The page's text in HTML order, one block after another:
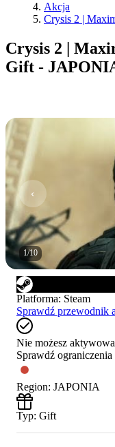
Akcja
Crysis 2 |
Crysis 2 |
Gift -
1/10
Platforma: Steam
Sprawdź przewodnik
Nie możesz
Sprawdź
Region: JAPONIA
Typ: Gift